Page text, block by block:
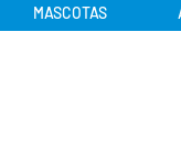
MASCOTAS